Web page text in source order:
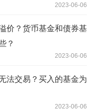
2023-06-06
价？货币基金和债券基
？
2023-06-06
法交易？买入的基金为
2023-06-06